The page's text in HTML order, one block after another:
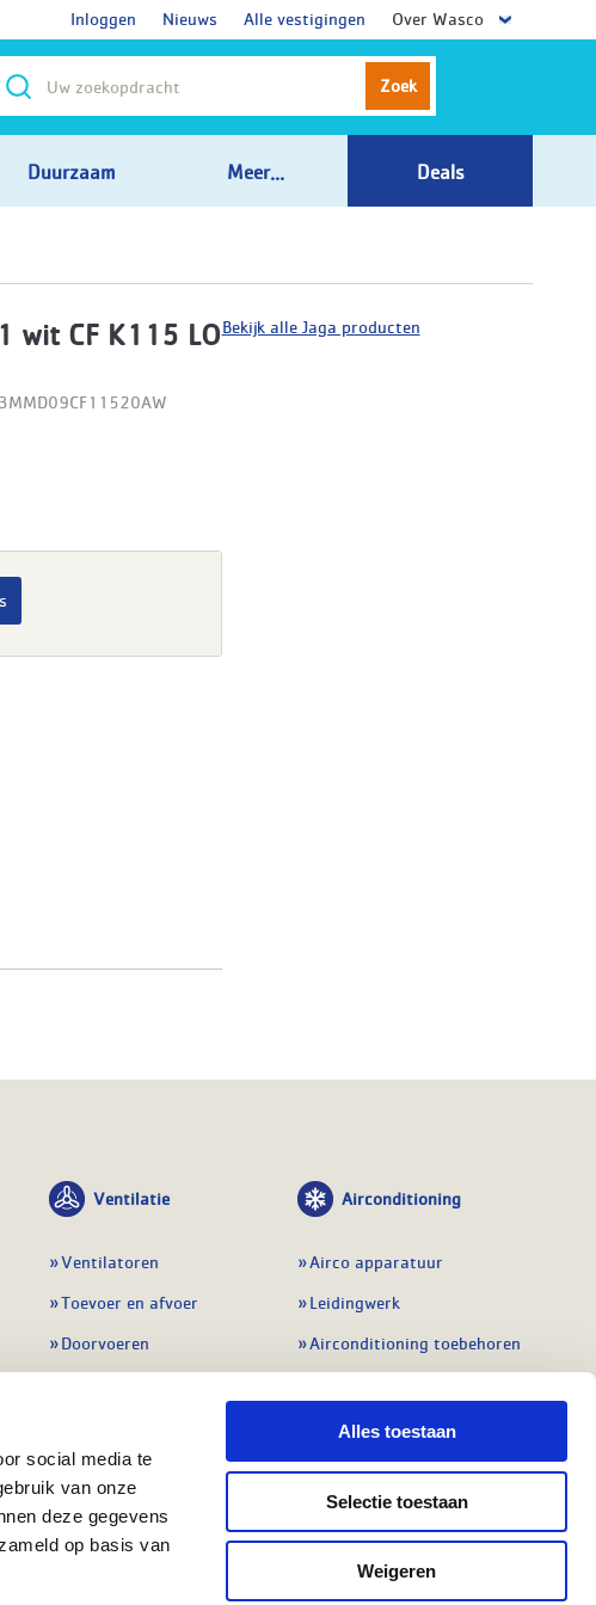
social media te
van onze
deze gegevens
op basis van
Alles toestaan
Selectie toestaan
Weigeren
Inloggen Nieuws Alle vestigingen Over Wasco
Zoek
Duurzaam Meer... Deals
wit CF K115 LOBekijk alle Jaga producten
Ventilatie
Ventilatoren
Toevoer en afvoer
Doorvoeren
Regelingen
Airconditioning
Airco apparatuur
Leidingwerk
Airconditioning toebehoren
Regelapparatuur
Alle koeling